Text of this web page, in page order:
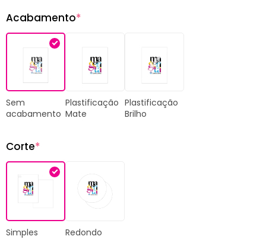
Acabamento*
Sem
acabamento
Plastificação
Mate
Plastificação
Brilho
Corte*
Simples Redondo